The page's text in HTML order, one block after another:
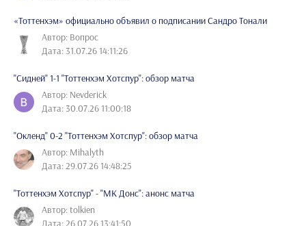
«Тоттенхэм» официально объявил о подписании Сандро Тонали
Автор: Вопрос
Дата: 31.07.26 14:11:26
"Сидней" 1-1 "Тоттенхэм Хотспур": обзор матча
Автор: Nevderick
Дата: 30.07.26 11:00:18
"Окленд" 0-2 "Тоттенхэм Хотспур": обзор матча
Автор: Mihalyth
Дата: 29.07.26 14:48:25
"Тоттенхэм Хотспур" - "МК Донс": анонс матча
Автор: tolkien
Дата: 26.07.26 13:41:50